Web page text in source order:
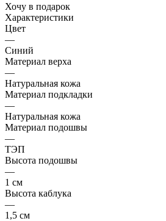
Хочу в подарок
Характеристики
Цвет
—
Синий
Материал верха
—
Натуральная кожа
Материал подкладки
—
Натуральная кожа
Материал подошвы
—
ТЭП
Высота подошвы
—
1 см
Высота каблука
—
1,5 см